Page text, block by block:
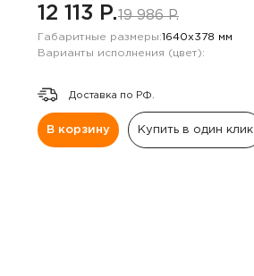
12 113 P.19 986 P.
Габаритные размеры:1640х378 мм
Варианты исполнения (цвет):
Доставка по РФ.
В корзину Купить в один клик